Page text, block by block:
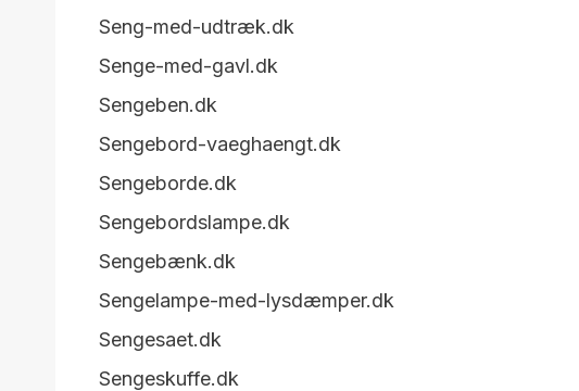
Seng-med-udtræk.dk
Senge-med-gavl.dk
Sengeben.dk
Sengebord-vaeghaengt.dk
Sengeborde.dk
Sengebordslampe.dk
Sengebænk.dk
Sengelampe-med-lysdæmper.dk
Sengesaet.dk
Sengeskuffe.dk